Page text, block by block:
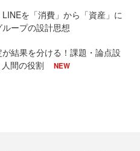
を「消費」から「資産」に
ープの設計思想
が結果を分ける！課題・論点設
間の役割
NEW